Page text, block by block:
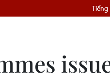
Tiếng